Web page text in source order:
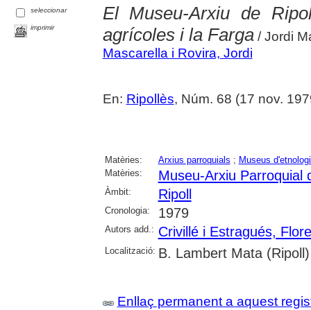
seleccionar
imprimir
El Museu-Arxiu de
agrícoles i la Farga/ Jordi
Mascarella i Rovira, Jordi
En: Ripollès, Núm. 68 (17 nov.
Matèries: Arxius parroquials ; Museus
Matèries:
Museu-Arxiu Parroquial
Àmbit: Ripoll
Cronologia: 1979
Autors add.: Crivillé i Estragués,
Localització: B. Lambert Mata (Ripoll)
Enllaç permanent a aquest